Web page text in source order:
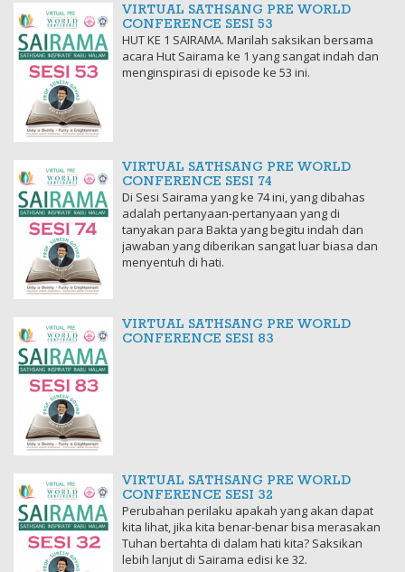
VIRTUAL SATHSANG PRE WORLD
CONFERENCE SESI 53
HUT KE 1 SAIRAMA. Marilah saksikan bersama
acara Hut Sairama ke 1 yang sangat indah dan
menginspirasi di episode ke 53 ini.
VIRTUAL SATHSANG PRE WORLD
CONFERENCE SESI 74
Di Sesi Sairama yang ke 74 ini, yang dibahas
adalah pertanyaan-pertanyaan yang di
tanyakan para Bakta yang begitu indah dan
jawaban yang diberikan sangat luar biasa dan
menyentuh di hati.
VIRTUAL SATHSANG PRE WORLD
CONFERENCE SESI 83
VIRTUAL SATHSANG PRE WORLD
CONFERENCE SESI 32
Perubahan perilaku apakah yang akan dapat
kita lihat, jika kita benar-benar bisa merasakan
Tuhan bertahta di dalam hati kita? Saksikan
lebih lanjut di Sairama edisi ke 32.